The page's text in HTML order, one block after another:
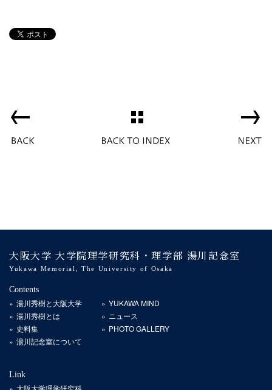
大阪大学 大学院理学研究科・理学部 湯川記念室
Yukawa Memorial, The University of Osaka
Contents
湯川秀樹と大阪大学
湯川秀樹とは
史料集
湯川記念室について
YUKAWA MIND
ニュース
PHOTO GALLERY
Link